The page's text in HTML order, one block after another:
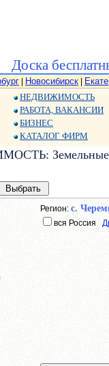
Доска
Новосибирск
НЕДВИЖИМОСТЬ
РАБОТА, ВАКАНСИИ
БИЗНЕС
КАТАЛОГ ФИРМ
Земельные
Регион: с.
вся Россия